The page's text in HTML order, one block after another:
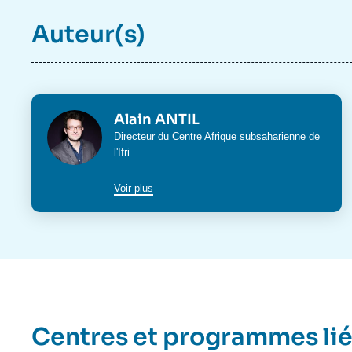
Auteur(s)
Photo Alain ANTIL
Intitulé
du
Directeur du Centre Afrique subsaharienne de
l'Ifri
Voir plus
Centres et programmes